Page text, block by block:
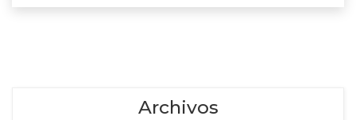
Archivos